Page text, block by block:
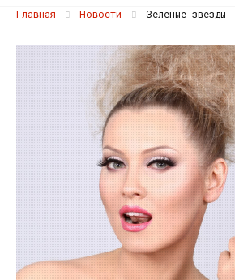
Главная Новости Зеленые звезды